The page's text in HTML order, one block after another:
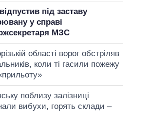
під заставу
у справі
МЗС
області ворог обстріляв
коли ті гасили пожежу
поблизу залізниці
вибухи, горять склади –